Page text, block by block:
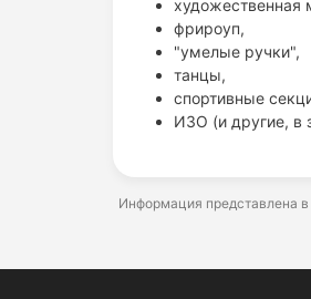
художественная
фрироуп,
"умелые ручки",
танцы,
спортивные
ИЗО (и другие, в
Информация представлена